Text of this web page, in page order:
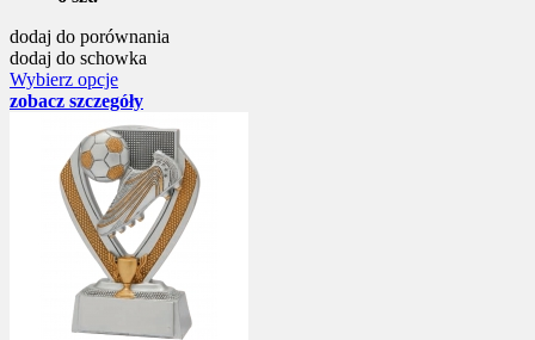
dodaj do porównania
dodaj do schowka
Wybierz opcje
zobacz szczegóły